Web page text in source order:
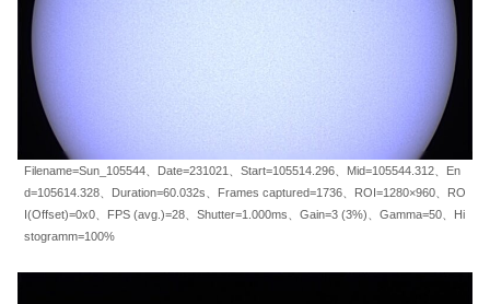
Filename=Sun_105544、Date=231021、Start=105514.296、Mid=105544.312、En
d=105614.328、Duration=60.032s、Frames captured=1736、ROI=1280×960、RO
I(Offset)=0x0、FPS (avg.)=28、Shutter=1.000ms、Gain=3 (3%)、Gamma=50、Hi
stogramm=100%